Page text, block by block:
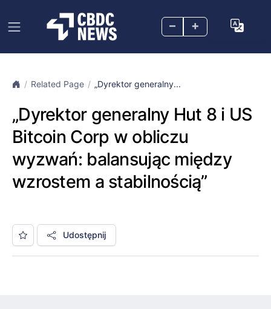
– +
Related Page „Dyrektor generalny...
„Dyrektor generalny Hut 8 i US
Bitcoin Corp w obliczu
wyzwań: balansując między
wzrostem a stabilnością”
Udostępnij